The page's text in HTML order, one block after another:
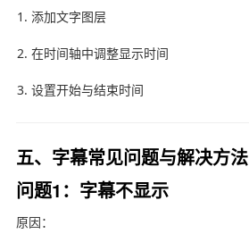
添加文字图层
在时间轴中调整显示时间
设置开始与结束时间
五、字幕常见问题与解决方法
问题1：字幕不显示
原因：